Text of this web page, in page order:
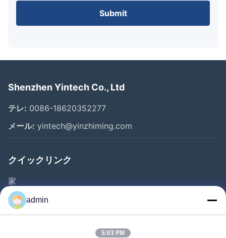
Submit
Shenzhen Yintech Co., Ltd
テレ: 0086-18620352277
メール: yintech@yinzhiming.com
クイックリンク
家
プロダクト
ビデオ
admin
5:03 PM